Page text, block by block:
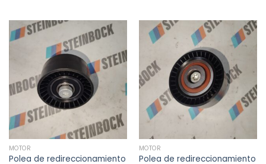
MOTOR
Polea de redireccionamiento
MOTOR
Polea de redireccionamiento